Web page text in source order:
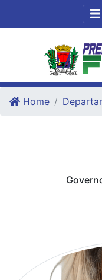
Ir para o fim do
Home